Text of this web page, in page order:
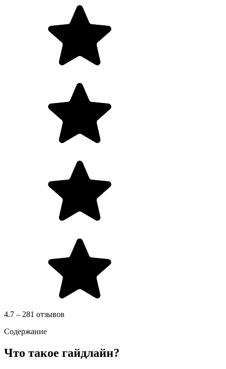
4.7 – 281 отзывов
Содержание
Что такое гайдлайн?